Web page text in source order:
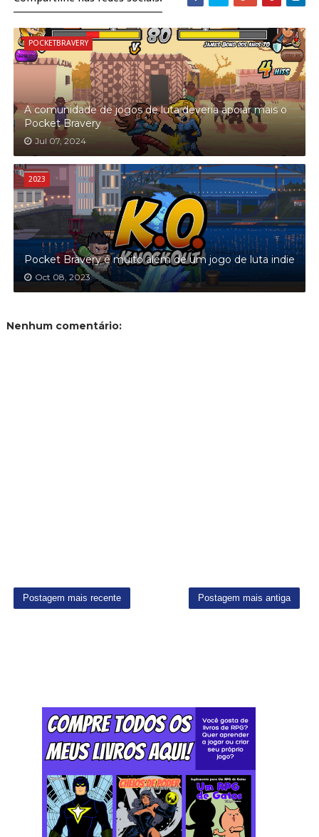
POCKETBRAVERY
A comunidade de jogos de luta deveria apoiar mais o
Pocket Bravery
Jul 07, 2024
2023
Pocket Bravery é muito além de um jogo de luta indie
Oct 08, 2023
Nenhum comentário:
Postagem mais recente Postagem mais antiga